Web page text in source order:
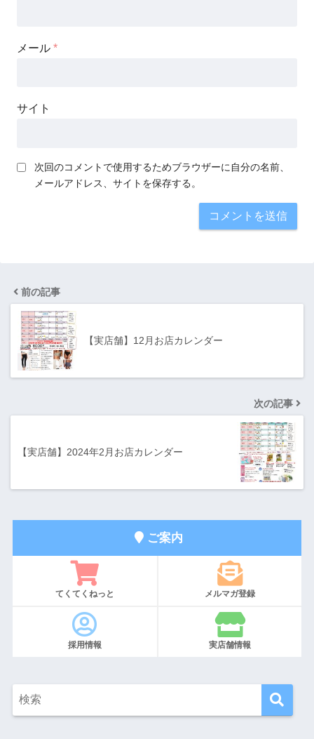
メール *
サイト
次回のコメントで使用するためブラウザーに自分の名前、
メールアドレス、サイトを保存する。
前の記事
【実店舗】12月お店カレンダー
次の記事
【実店舗】2024年2月お店カレンダー
ご案内
てくてくねっと メルマガ登録
採用情報 実店舗情報